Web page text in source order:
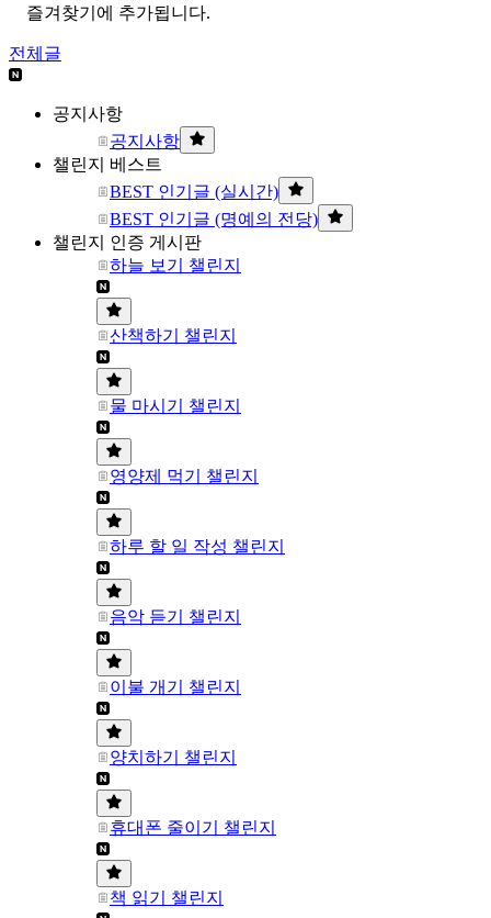
즐겨찾기에 추가됩니다.
전체글
공지사항
공지사항
챌린지 베스트
BEST 인기글 (실시간)
BEST 인기글 (명예의 전당)
챌린지 인증 게시판
하늘 보기 챌린지
산책하기 챌린지
물 마시기 챌린지
영양제 먹기 챌린지
하루 할 일 작성 챌린지
음악 듣기 챌린지
이불 개기 챌린지
양치하기 챌린지
휴대폰 줄이기 챌린지
책 읽기 챌린지